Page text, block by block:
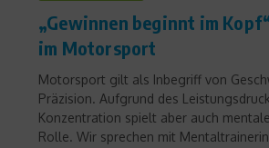
„Gewinnen beginnt im
im Motorsport
Motorsport gilt als Inbegriff von
Präzision. Aufgrund des
Konzentration spielt aber auch
Rolle. Wir sprechen mit